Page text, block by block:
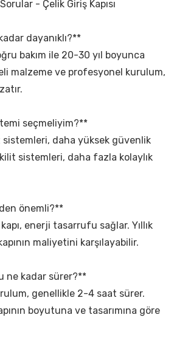
- Çelik Giriş Kapısı
dayanıklı?**
bakım ile 20-30 yıl boyunca
malzeme ve profesyonel kurulum,
seçmeliyim?**
sistemleri, daha yüksek güvenlik
sistemleri, daha fazla kolaylık
önemli?**
kapı, enerji tasarrufu sağlar. Yıllık
maliyetini karşılayabilir.
ne kadar sürer?**
genellikle 2-4 saat sürer.
boyutuna ve tasarımına göre